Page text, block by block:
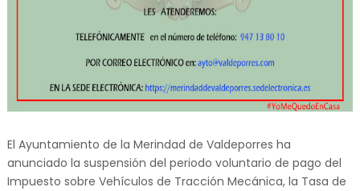
El Ayuntamiento de la Merindad de Valdeporres ha
anunciado la suspensión del periodo voluntario de pago del
Impuesto sobre Vehículos de Tracción Mecánica, la Tasa de